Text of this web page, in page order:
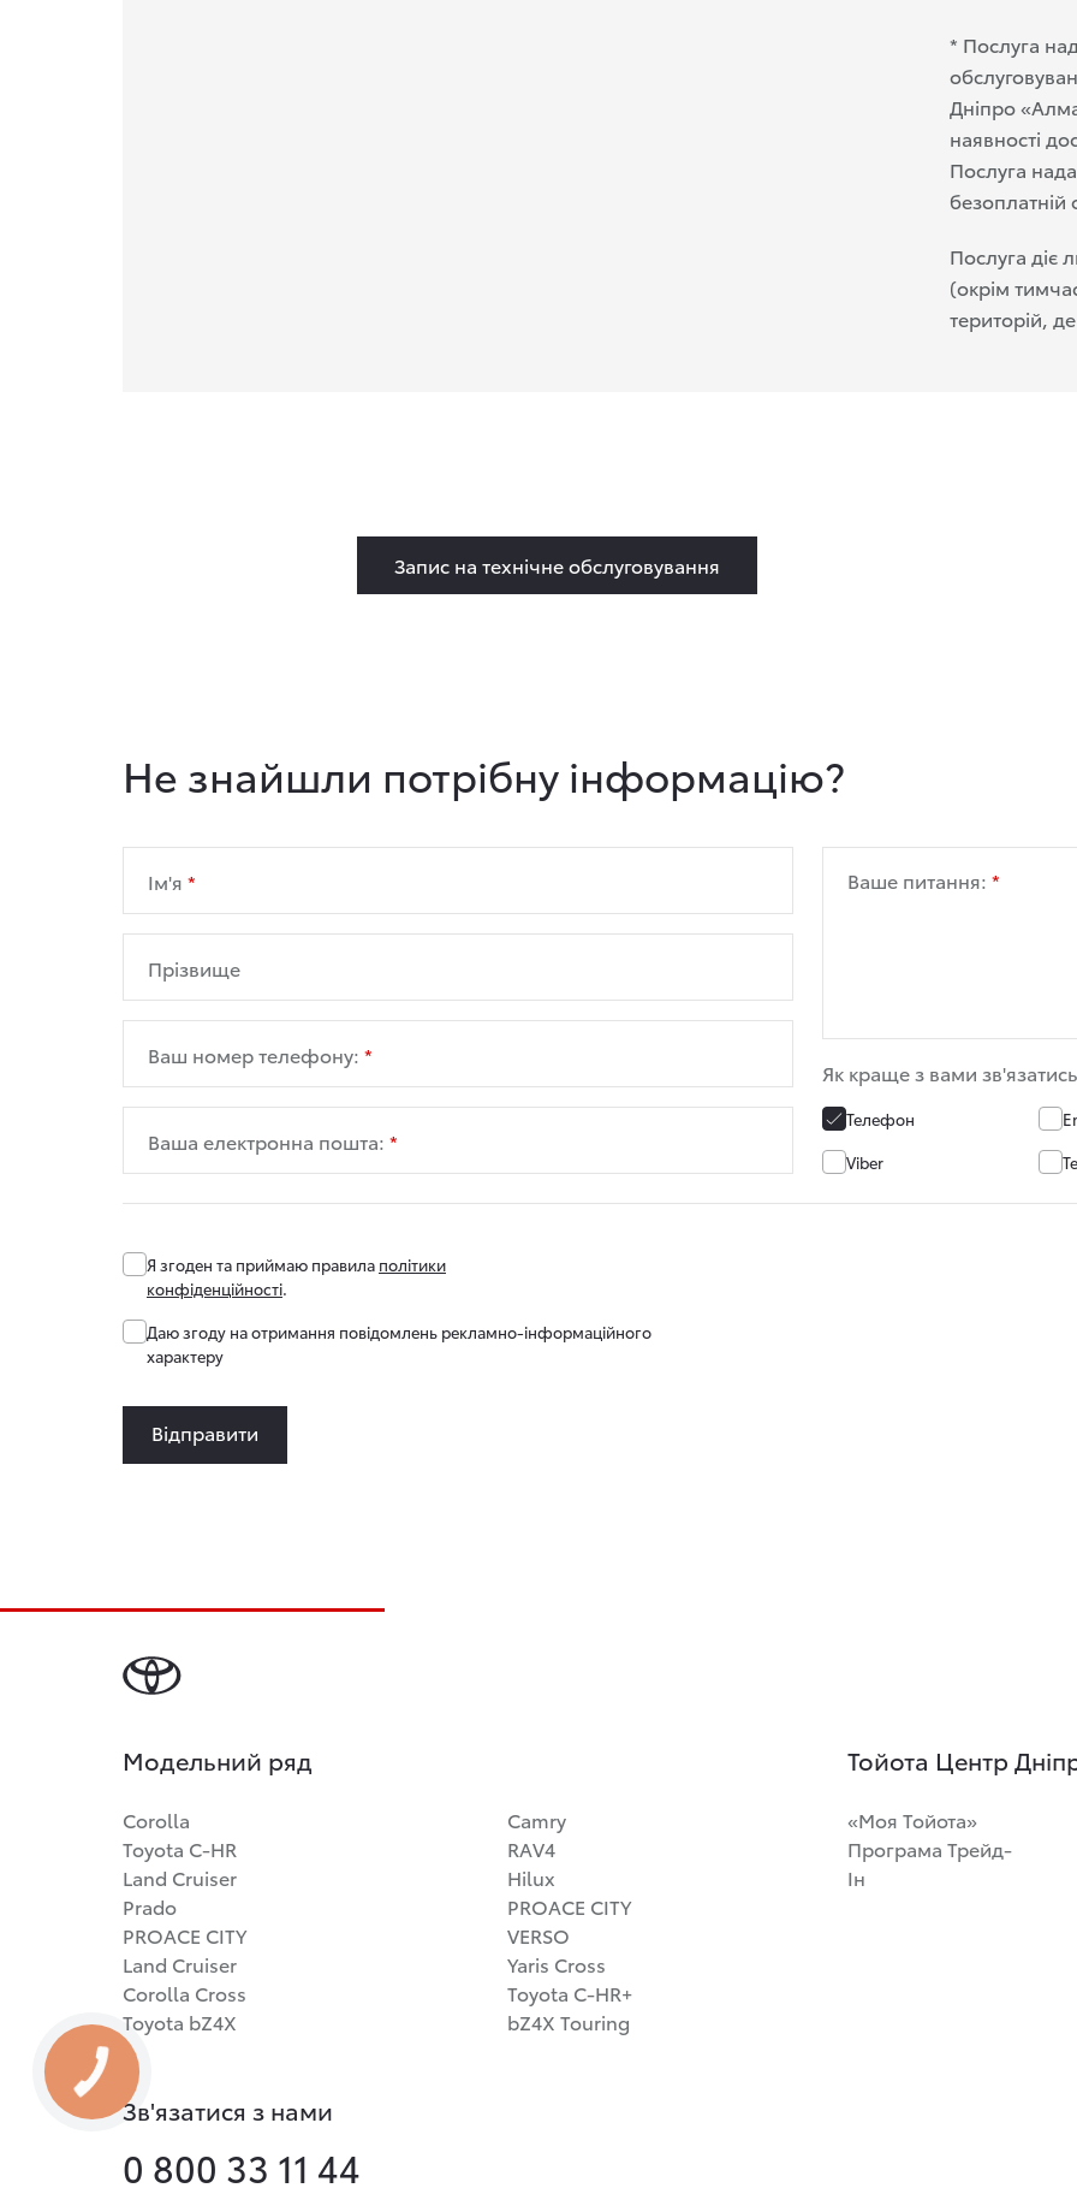
* Послуга
Дніпро
наявності
Послуга
Послуга діє
(окрім
територій,
Запис на технічне обслуговування
Не знайшли потрібну інформацію?
Ім'я
Прізвище
Ваш номер телефону:
Ваша електронна пошта:
Ваше питання:
Як краще з вами
Телефон
Viber
Я згоден та приймаю правила політики
конфіденційності.
Даю згоду на отримання повідомлень рекламно-інформаційного
характеру
Відправити
Модельний ряд
Corolla
Toyota C-HR
Land Cruiser
Prado
PROACE CITY
Land Cruiser
Corolla Cross
Toyota bZ4X
Camry
RAV4
Hilux
PROACE CITY
VERSO
Yaris Cross
Toyota C-HR+
bZ4X Touring
Тойота Центр
«Моя Тойота»
Програма Трейд-
Ін
Зв'язатися з нами
0 800 33 11 44